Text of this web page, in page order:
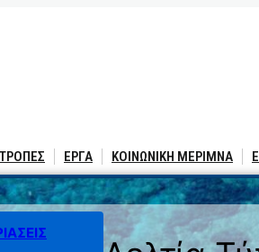
ΕΡΓΑ ΚΟΙΝΩΝΙΚΗ ΜΕΡΙΜΝΑ